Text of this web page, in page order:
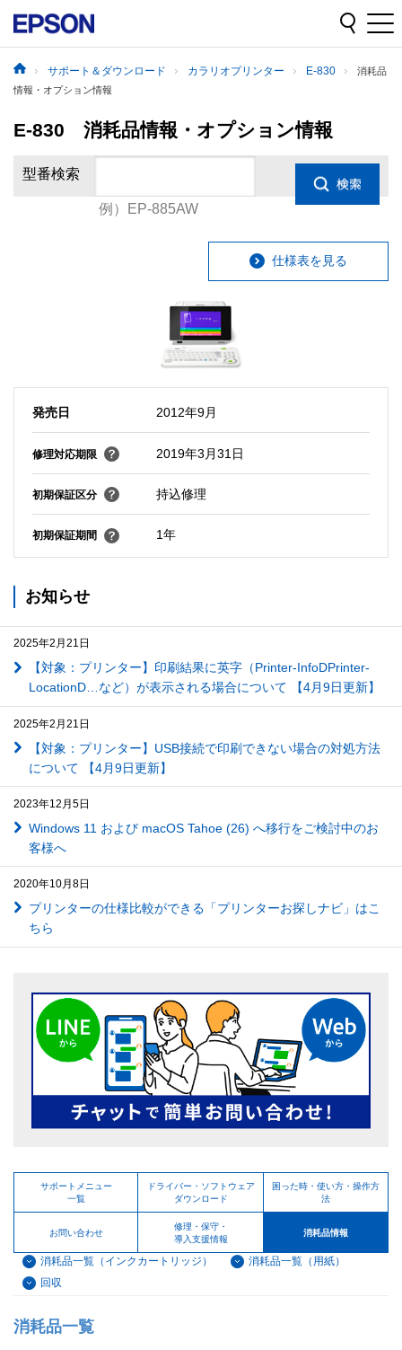
サポート＆ダウンロード カラリオプリンター E-830
消耗品
情報・オプション情報
E-830 消耗品情報・オプション情報
型番検索
例）EP-885AW
仕様表を見る
発売日 2012年9月
修理対応期限 2019年3月31日
初期保証区分 持込修理
初期保証期間 1年
お知らせ
2025年2月21日
【対象：プリンター】印刷結果に英字（Printer-InfoDPrinter-
LocationD…など）が表示される場合について 【4月9日更新】
2025年2月21日
【対象：プリンター】USB接続で印刷できない場合の対処方法
について 【4月9日更新】
2023年12月5日
Windows 11 および macOS Tahoe (26) へ移行をご検討中のお
客様へ
2020年10月8日
プリンターの仕様比較ができる「プリンターお探しナビ」はこ
ちら
サポートメニュー
一覧
ドライバー・ソフトウェア
ダウンロード
困った時・使い方・操作方
法
お問い合わせ
修理・保守・
導入支援情報
消耗品情報
消耗品一覧（インクカートリッジ）
消耗品一覧（用紙）
回収
消耗品一覧